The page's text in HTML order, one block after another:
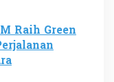
Raih Green